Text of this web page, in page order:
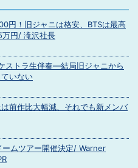
円！旧ジャニは格安、BTSは最高
円/ 滝沢社長
ストラ生伴奏―結局旧ジャニから
いない
前作比大幅減、それでも新メンバ
ムツアー開催決定/ Warner